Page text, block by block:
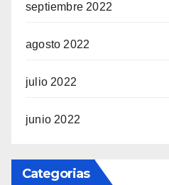
septiembre 2022
agosto 2022
julio 2022
junio 2022
Categorias